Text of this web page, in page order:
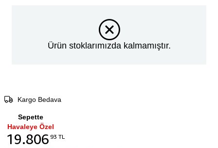
Ürün stoklarımızda kalmamıştır.
Kargo Bedava
Sepette
Havaleye Özel
19.806 93 TL